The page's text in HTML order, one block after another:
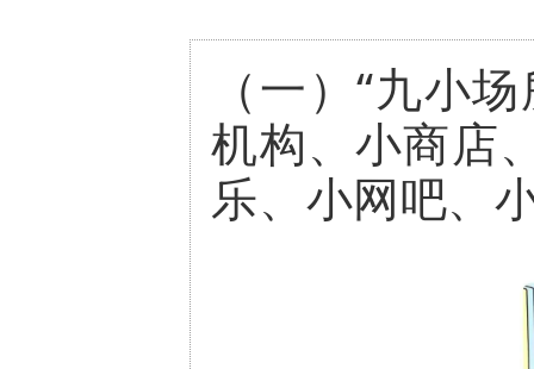
（一）“九小
机构、小商店
乐、小网吧、